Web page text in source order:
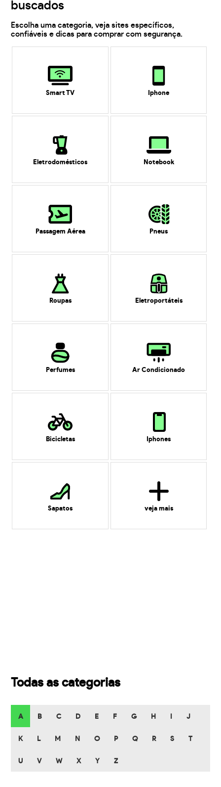
buscados
Escolha uma categoria, veja sites específicos,
confiáveis e dicas para comprar com segurança.
Smart TV Iphone
Eletrodomésticos Notebook
Passagem Aérea Pneus
Roupas Eletroportáteis
Perfumes Ar Condicionado
Bicicletas Iphones
Sapatos veja mais
Todas as categorias
A B C D E F G H J
K L M N O P Q R S T
U V W X Y Z